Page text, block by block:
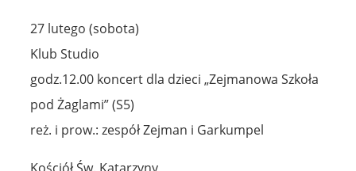
27 lutego (sobota)
Klub Studio
godz.12.00 koncert dla dzieci „Zejmanowa Szkoła
pod Żaglami” (S5)
reż. i prow.: zespół Zejman i Garkumpel